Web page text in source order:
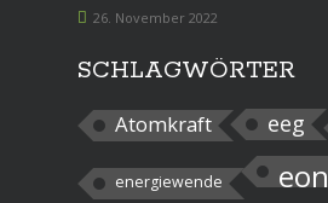
26. November 2022
SCHLAGWÖRTER
Atomkraft eeg
energiewende eon